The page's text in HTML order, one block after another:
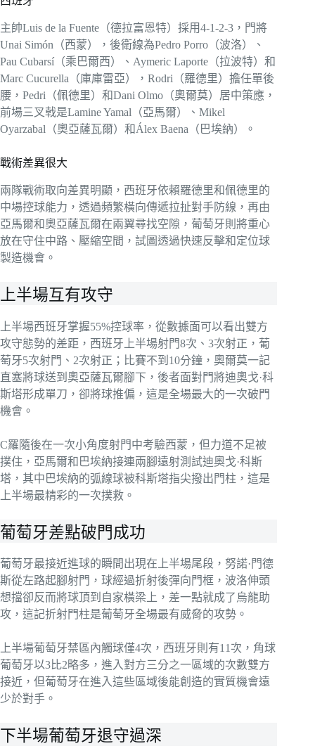
主帥Luis de la Fuente（德拉富恩特）採用4-1-2-3，門將
Unai Simón（西蒙），後衛線為Pedro Porro（波洛）、
Pau Cubarsí（乘巴爾西）、Aymeric Laporte（拉波特）和
Marc Cucurella（庫庫雷亞），Rodri（羅德里）擔任單後
腰，Pedri（佩德里）和Dani Olmo（奧爾莫）居中策應，
前場三叉戟是Lamine Yamal（亞馬爾）、Mikel
Oyarzabal（奧亞薩瓦爾）和Álex Baena（巴埃納）。
戰術差異很大
兩隊戰術取向差異明顯，西班牙依賴羅德里和佩德里的
中場控球能力，透過頻繁橫向傳遞拉扯對手防線，再由
亞馬爾和奧亞薩瓦爾在兩翼尋找空隙，葡萄牙則將重心
放在守住中路、壓縮空間，試圖透過快速反擊和定位球
製造機會。
上半場互有攻守
上半場西班牙掌握55%控球率，從數據面可以看出雙方
攻守態勢的差距，西班牙上半場射門8次、3次射正，葡
萄牙5次射門、2次射正；比賽不到10分鐘，奧爾莫一記
直塞將球送到奧亞薩瓦爾腳下，後者面對門將迪奧戈·科
斯塔形成單刀，卻將球推偏，這是全場最大的一次破門
機會。
C羅隨後在一次小角度射門中考驗西蒙，但力道不足被
撲住，亞馬爾和巴埃納接連兩腳遠射測試迪奧戈·科斯
塔，其中巴埃納的弧線球被科斯塔指尖撥出門柱，這是
上半場最精彩的一次撲救。
葡萄牙差點破門成功
葡萄牙最接近進球的瞬間出現在上半場尾段，努諾·門德
斯從左路起腳射門，球經過折射後彈向門框，波洛伸頭
想擋卻反而將球頂到自家橫梁上，差一點就成了烏龍助
攻，這記折射門柱是葡萄牙全場最有威脅的攻勢。
上半場葡萄牙禁區內觸球僅4次，西班牙則有11次，角球
葡萄牙以3比2略多，進入對方三分之一區域的次數雙方
接近，但葡萄牙在進入這些區域後能創造的實質機會遠
少於對手。
下半場葡萄牙退守過深